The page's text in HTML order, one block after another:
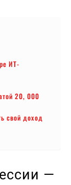
ИТ-
20, 000
свой доход
—